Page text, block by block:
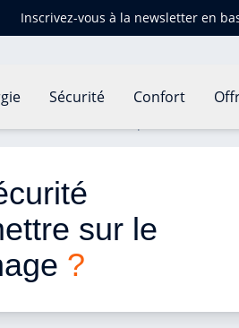
Inscrivez-vous à la newsletter en
Sécurité Confort
sur le
?